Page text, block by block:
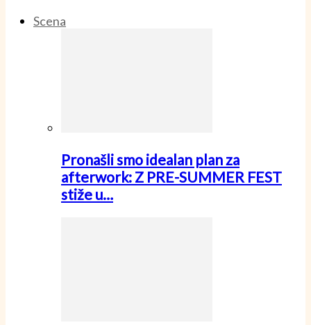
Scena
Pronašli smo idealan plan za
afterwork: Z PRE-SUMMER FEST
stiže u…